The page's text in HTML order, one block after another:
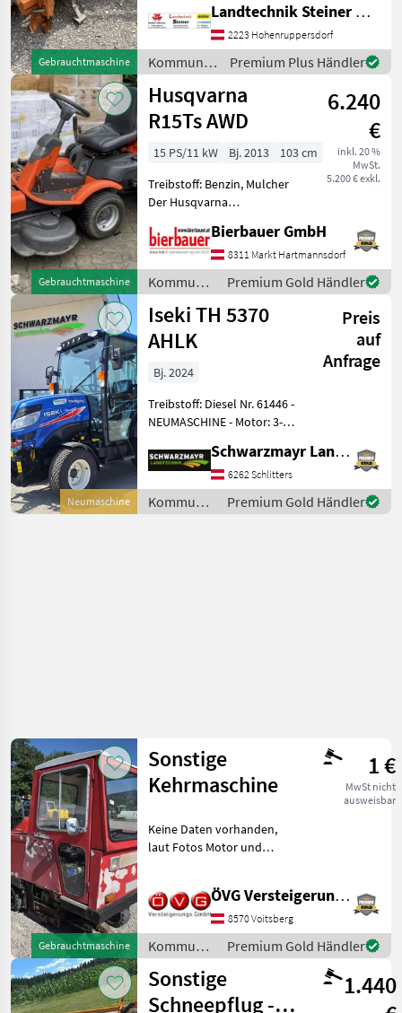
Gebrauchtmaschine
Aufnahme mit
Koppelplatte, Hydraulische
Hubeinrichtung,
Hydraulische
Landtechnik Steiner GmbH
2223 Hohenruppersdorf
Kommunalgeräte
/
Kahlbacher
Premium Plus Händler
Gebrauchtmaschine
Husqvarna
R15Ts AWD
6.240
€
inkl. 20 %
MwSt.
5.200 € exkl.
15 PS/11 kW Bj. 2013
103 cm
Treibstoff: Benzin, Mulcher
Der Husqvarna
ist ein leistungsstarker und
vielseitiger Frontrider, der
mit seinen 15 PS ideal für
anspruchsvolle
Bierbauer GmbH
8311 Markt Hartmannsdorf
Kommunalgeräte
/
Husqvarna
Premium Gold Händler
Neumaschine
Iseki TH 5370
AHLK
Preis
auf
Anfrage
Bj. 2024
Treibstoff: Diesel Nr. 61446 -
NEUMASCHINE - Motor: 3-
ISEKI-Diesel-Motor, 1.825
cmü Hubraum, 35, 4 PS
Max.-Leistung - Antrieb:
Stufenlos
Schwarzmayr Landtechnik GmbH - Schlitters
6262 Schlitters
Kommunalgeräte
/ Iseki
Premium Gold Händler
Gebrauchtmaschine
Sonstige
Kehrmaschine
1 €
MwSt nicht
ausweisbar
Keine Daten vorhanden,
laut Fotos Motor und
Kommunalgeräte
Kehrtechnik
ÖVG Versteigerungen
8570 Voitsberg
Kommunalgeräte
/ Sonstige
Premium Gold Händler
Sonstige
Schneepflug -
1.440